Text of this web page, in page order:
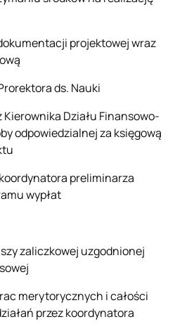
projektowej wraz
ds. Nauki
Kierownika Działu Finansowo-
odpowiedzialnej za księgową
preliminarza
wypłat
zaliczkowej uzgodnionej
merytorycznych i całości
przez koordynatora